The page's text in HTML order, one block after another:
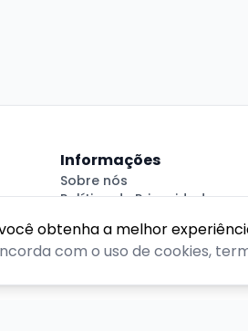
obtenha a melhor
com o uso de cookies,
Informações
Sobre nós
Política de Privacidade